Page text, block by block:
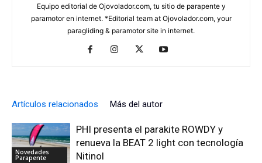
Equipo editorial de Ojovolador.com, tu sitio de parapente y
paramotor en internet. *Editorial team at Ojovolador.com, your
paragliding & paramotor site in internet.
Artículos relacionados Más del autor
Novedades
Parapente
PHI presenta el parakite ROWDY y
renueva la BEAT 2 light con tecnología
Nitinol